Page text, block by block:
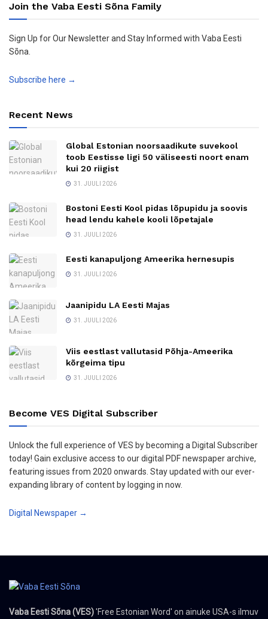
Join the Vaba Eesti Sõna Family
Sign Up for Our Newsletter and Stay Informed with Vaba Eesti
Sõna.
Subscribe here →
Recent News
Global Estonian noorsaadikute suvekool
toob Eestisse ligi 50 väliseesti noort enam
kui 20 riigist
31. JUULI 2026
Bostoni Eesti Kool pidas lõpupidu ja soovis
head lendu kahele kooli lõpetajale
31. JUULI 2026
Eesti kanapuljong Ameerika hernesupis
31. JUULI 2026
Jaanipidu LA Eesti Majas
31. JUULI 2026
Viis eestlast vallutasid Põhja-Ameerika
kõrgeima tipu
31. JUULI 2026
Become VES Digital Subscriber
Unlock the full experience of VES by becoming a Digital Subscriber
today! Gain exclusive access to our digital PDF newspaper archive,
featuring issues from 2020 onwards. Stay updated with our ever-
expanding library of content by logging in now.
Digital Newspaper →
Vaba Eesti Sõna (VES)'Free Estonian Word' on ainuke USA-s ilmuv